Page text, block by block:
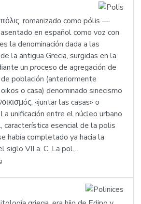
romanizado como pólis —
en español como voz con
la denominación dada a las
la antigua Grecia, surgidas en la
un proceso de agregación de
población (anteriormente
o casa) denominado sinecismo
«juntar las casas» o
unificación entre el núcleo urbano
característica esencial de la polis
había completado ya hacia la
siglo VII a. C. La pol…